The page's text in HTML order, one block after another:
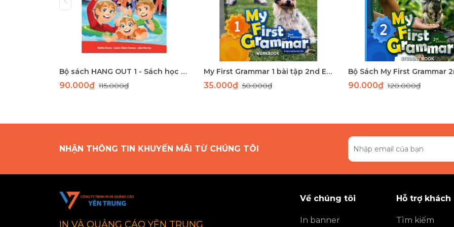
Bộ sách HANG OUT 1 - Sách học tiếng Anh giao tiếp dành cho học sinh tiểu học
90.000₫115.000₫
My First Grammar 1 bài tập 2nd Edition
35.000₫ 50.000₫ 90.000₫120.000₫
NHẬN THÔNG TIN KHUYẾN MÃI TỪ CHÚNG TÔI
IN VÀ QUẢNG CÁO YÊN TRUNG
Về chúng tôi
In banner
Hỗ trợ khách
Tìm kiếm